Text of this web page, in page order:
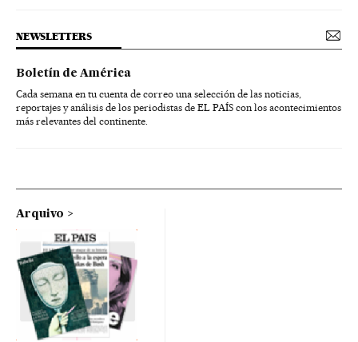
NEWSLETTERS
Boletín de América
Cada semana en tu cuenta de correo una selección de las noticias,
reportajes y análisis de los periodistas de EL PAÍS con los acontecimientos
más relevantes del continente.
Arquivo